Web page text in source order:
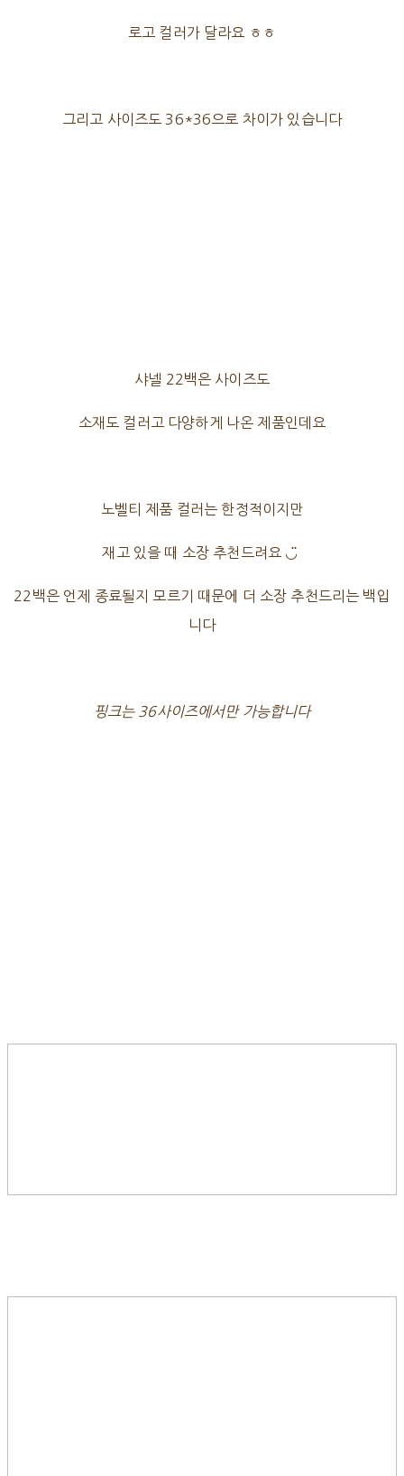
로고 컬러가 달라요 ㅎㅎ
그리고 사이즈도 36*36으로 차이가 있습니다
샤넬 22백은 사이즈도
소재도 컬러고 다양하게 나온 제품인데요
노벨티 제품 컬러는 한정적이지만
재고 있을 때 소장 추천드려요 ◡̈
22백은 언제 종료될지 모르기 때문에 더 소장 추천드리는 백입
니다
핑크는 36사이즈에서만 가능합니다